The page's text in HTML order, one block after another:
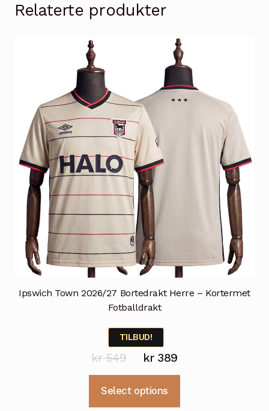
Relaterte produkter
Ipswich Town 2026/27 Bortedrakt Herre – Kortermet
Fotballdrakt
TILBUD!
kr549
Opprinnelig
pris
var:
kr389Nåværende
pris
Select options